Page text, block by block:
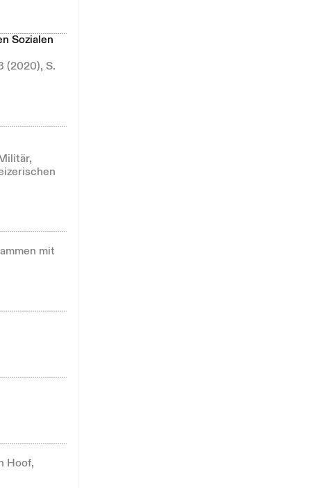
Sozialen
(2020), S.
mit
Hoof,